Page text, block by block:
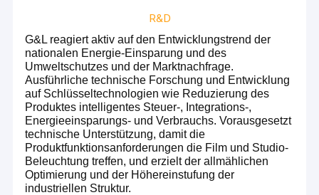
Zuhause
Produkte
Werksführung
R&D
G&L reagiert aktiv auf den Entwicklungstrend der
nationalen Energie-Einsparung und des
Umweltschutzes und der Marktnachfrage.
Ausführliche technische Forschung und Entwicklung
auf Schlüsseltechnologien wie Reduzierung des
Produktes intelligentes Steuer-, Integrations-,
Energieeinsparungs- und Verbrauchs. Vorausgesetzt
technische Unterstützung, damit die
Produktfunktionsanforderungen die Film und Studio-
Beleuchtung treffen, und erzielt der allmählichen
Optimierung und der Höhereinstufung der
industriellen Struktur.
G&L-Beleuchtung im Jahre 2010 hergestellt, gefunden in der
der Sendungs-Beleuchtungsproduktion Chinas LED
intensiven Mitte: Henan.
Wir sind ein führender Hersteller von LED-
Beleuchtungsprodukten für das Filmen,